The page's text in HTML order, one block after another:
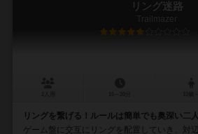
リング迷路
Trailmazer
リングを繋げる！ルールは簡単でも奥深い二
ゲーム盤に交互にリングを配置していき、対